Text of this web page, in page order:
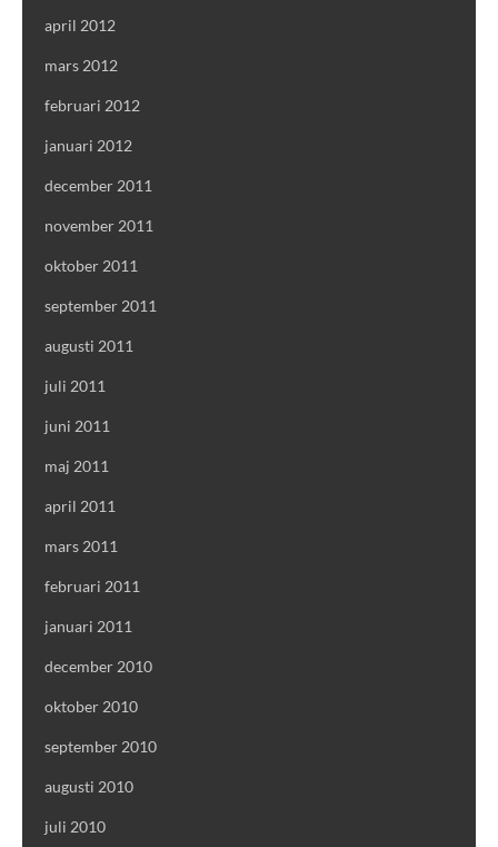
april 2012
mars 2012
februari 2012
januari 2012
december 2011
november 2011
oktober 2011
september 2011
augusti 2011
juli 2011
juni 2011
maj 2011
april 2011
mars 2011
februari 2011
januari 2011
december 2010
oktober 2010
september 2010
augusti 2010
juli 2010